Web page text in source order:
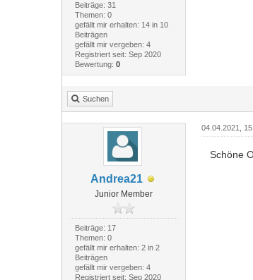
Beiträge: 31
Themen: 0
gefällt mir erhalten: 14 in 10
Beiträgen
gefällt mir vergeben: 4
Registriert seit: Sep 2020
Bewertung: 0
Suchen
Andrea21
Junior Member
Beiträge: 17
Themen: 0
gefällt mir erhalten: 2 in 2
Beiträgen
gefällt mir vergeben: 4
Registriert seit: Sep 2020
04.04.2021,
Schöne